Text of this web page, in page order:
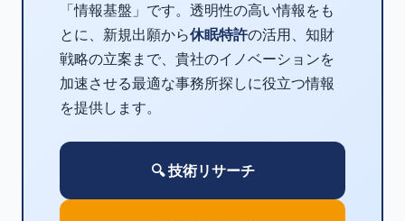
「情報基盤」です。透明性の高い情報をも
とに、新規出願から休眠特許の活用、知財
戦略の立案まで、貴社のイノベーションを
加速させる最適な事務所探しに役立つ情報
を提供します。
🔍 技術リサーチ